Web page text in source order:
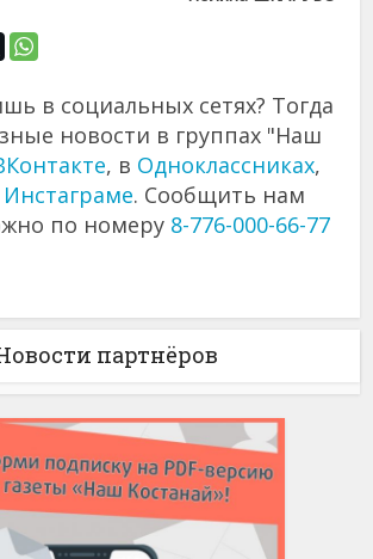
в социальных сетях? Тогда
новости в группах "Наш
, в Одноклассниках,
Инстаграме. Сообщить нам
по номеру 8-776-000-66-77
партнёров